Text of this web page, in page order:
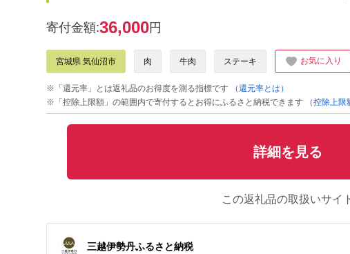
寄付金額:36,000円
宮城県 気仙沼市 肉 牛肉 ステーキ お気に入り
※「還元率」とは返礼品のお得度を測る指標です
（還元率とは）
※「控除上限額」の範囲内で寄付するとお得にふるさと納税できます
（控除上限
詳細を見る
この返礼品の取扱いサイ
三越伊勢丹ふるさと納税